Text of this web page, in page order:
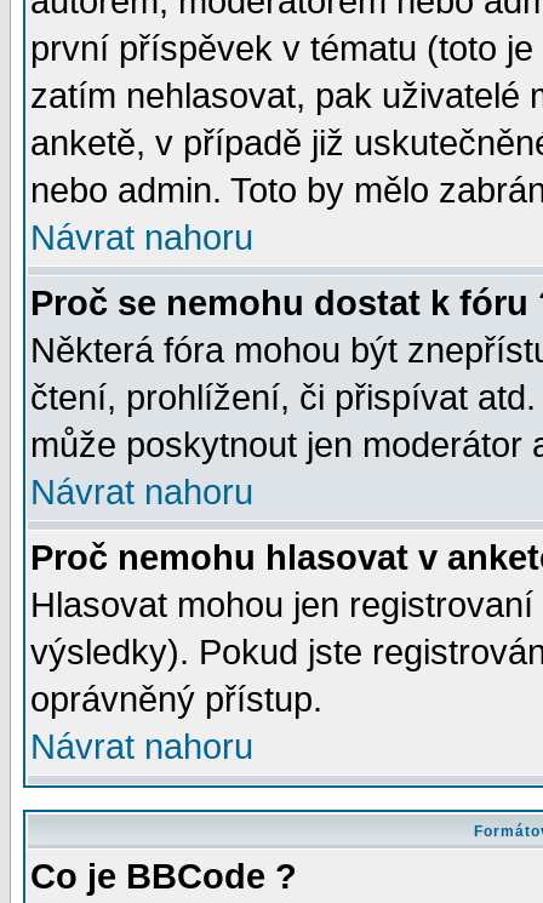
první příspěvek v tématu (toto
zatím nehlasovat, pak uživatelé
anketě, v případě již
nebo admin. Toto by mělo
Návrat nahoru
Proč se nemohu dostat k fóru
Některá fóra mohou být
čtení, prohlížení, či přispívat
může poskytnout jen moderátor
Návrat nahoru
Proč nemohu hlasovat v
Hlasovat mohou jen
výsledky). Pokud jste
oprávněný přístup.
Návrat nahoru
Co je BBCode ?